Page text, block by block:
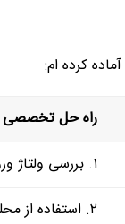
کرده ام:
راه حل تخصصی
۱. بررسی ولتاژ ورودی به المنت، تعویض المنت در صورت نیاز.
۲. استفاده از محلول ضد رسوب (سرکه و آب) برای شستشوی منافذ و تمیز کردن لوله ها.